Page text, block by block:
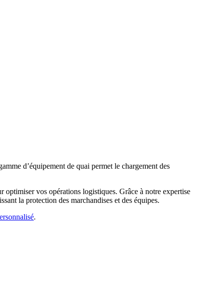
d’équipement de quai permet le chargement des
optimiser vos opérations logistiques. Grâce à notre expertise
la protection des marchandises et des équipes.
.